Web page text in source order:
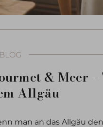
& Meer
Allgäu
man an das Allgäu